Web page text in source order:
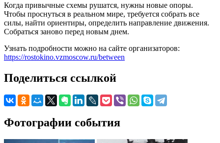
Когда привычные схемы рушатся, нужны новые опоры.
Чтобы проснуться в реальном мире, требуется собрать все
силы, найти ориентиры, определить направление движения.
Собраться заново перед новым днем.
Узнать подробности можно на сайте организаторов:
https://rostokino.vzmoscow.ru/between
Поделиться ссылкой
Фотографии события